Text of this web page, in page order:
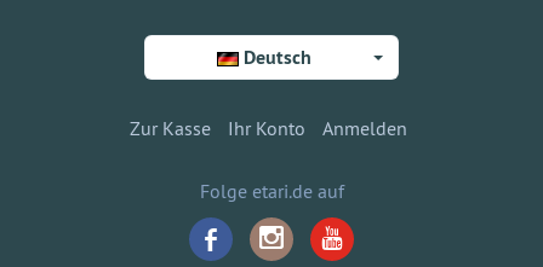
Deutsch
Zur Kasse Ihr Konto Anmelden
Folge etari.de auf